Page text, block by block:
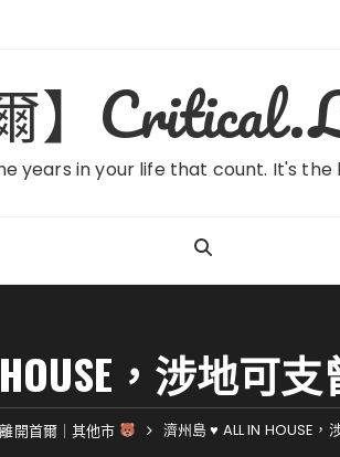
】
years in your life that count. It's the
，涉地可
開首爾｜其他市 濟州島 ♥ ALL IN HOUSE，